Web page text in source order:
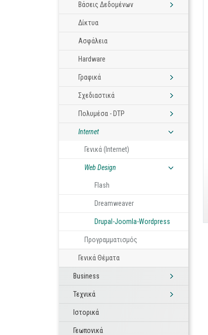
Βάσεις Δεδομένων
Δίκτυα
Ασφάλεια
Hardware
Γραφικά
Σχεδιαστικά
Πολυμέσα - DTP
Internet
Γενικά (Internet)
Web Design
Flash
Dreamweaver
Drupal-Joomla-Wordpress
Προγραμματισμός
Γενικά Θέματα
Business
Τεχνικά
Ιστορικά
Γεωπονικά